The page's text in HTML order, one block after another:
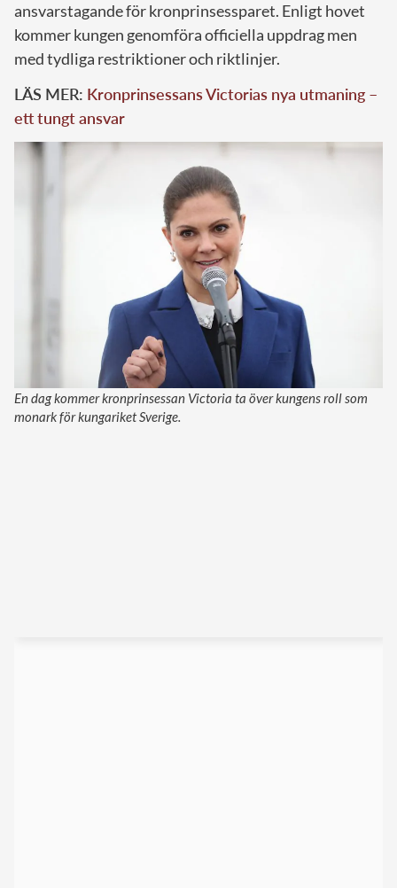
ansvarstagande för kronprinsessparet. Enligt hovet
kommer kungen genomföra officiella uppdrag men
med tydliga restriktioner och riktlinjer.
LÄS MER: Kronprinsessans Victorias nya utmaning –
ett tungt ansvar
En dag kommer kronprinsessan Victoria ta över kungens roll som
monark för kungariket Sverige.